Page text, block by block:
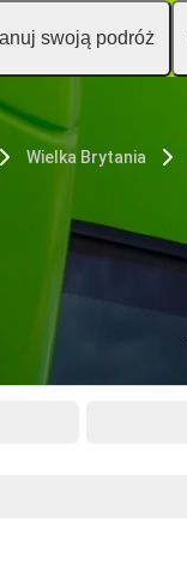
swoją podróż
Wielka Brytania